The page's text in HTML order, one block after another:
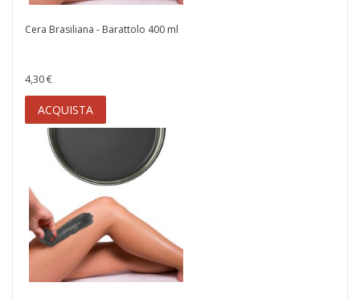
Cera Brasiliana - Barattolo 400 ml
4,30 €
ACQUISTA